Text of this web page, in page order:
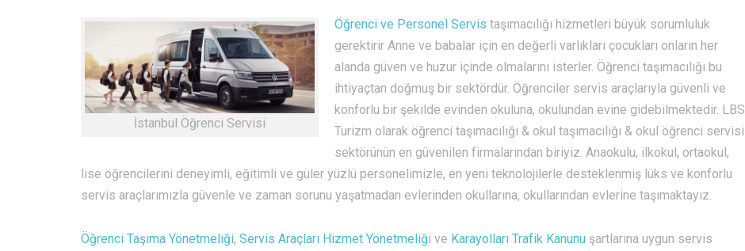
İstanbul Öğrenci Servisi
Öğrenci ve Personel Servis taşımacılığı hizmetleri büyük sorumluluk
gerektirir Anne ve babalar için en değerli varlıkları çocukları onların her
alanda güven ve huzur içinde olmalarını isterler. Öğrenci taşımacılığı bu
ihtiyaçtan doğmuş bir sektördür. Öğrenciler servis araçlarıyla güvenli ve
konforlu bir şekilde evinden okuluna, okulundan evine gidebilmektedir. LBS
Turizm olarak öğrenci taşımacılığı & okul taşımacılığı & okul öğrenci servisi
sektörünün en güvenilen firmalarından biriyiz. Anaokulu, ilkokul, ortaokul,
lise öğrencilerini deneyimli, eğitimli ve güler yüzlü personelimizle, en yeni teknolojilerle desteklenmiş lüks ve konforlu
servis araçlarımızla güvenle ve zaman sorunu yaşatmadan evlerinden okullarına, okullarından evlerine taşımaktayız.
Öğrenci Taşıma Yönetmeliği, Servis Araçları Hizmet Yönetmeliği ve Karayolları Trafik Kanunu şartlarına uygun servis